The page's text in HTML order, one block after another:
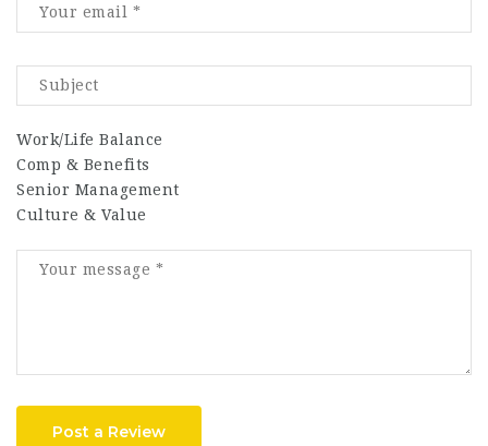
Work/Life Balance
Comp & Benefits
Senior Management
Culture & Value
Post a Review